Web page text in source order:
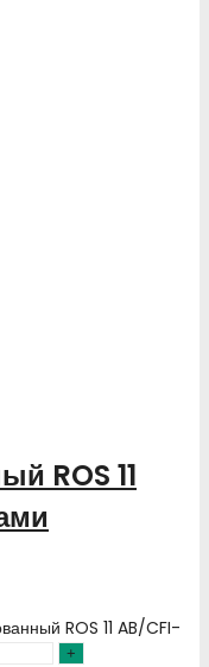
ROS 11
ROS 11 AB/CFI-